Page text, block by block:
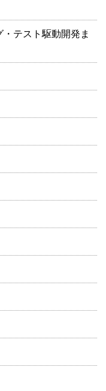
テスト駆動開発ま